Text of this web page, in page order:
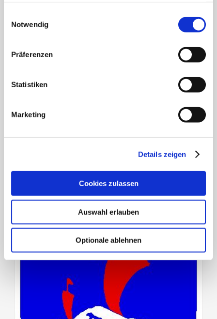
Notwendig
Präferenzen
Statistiken
Marketing
Details zeigen
Cookies zulassen
Auswahl erlauben
Optionale ablehnen
03. November 2025 Amtliche Bekanntmachungen,